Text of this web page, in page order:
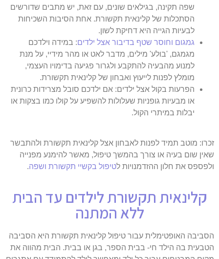
שפה תקינה, בגילאים שונים, עם זאת, יש מתבים שדורשים
הסתכלות של קלינאית תקשורת. אחת הסיבות השכיחות
לבעיות הגייה היא דחיקת לשון.
גמגום וחוסר שטף בדיבור אצל ילדים: במידה וילדכם
מגמגם, 'בולע' מילים, מדבר לאט או מהר מידיי, על מנת
למנוע מהבעיה להתקבע ולגרור פגיעה בדימויו העצמי,
מומלץ לפנות לייעוץ ואבחון של קלינאית תקשורת.
הפרעות בקול אצל ילדים: אם ילדכם סובל מצרידות כרונית
או מבעיות גופניות שעלולות להשפיע על קולו כמו בצקות או
יבלות במיתרי הקול.
זכרו: מוטב תמיד לפנות לאבחון אצל קלינאית תקשורת ולהתבשר
שאין שום בעיה או צורך בהמשך טיפול, מאשר להימנע מפנייה
ולפספס את חלון ההזדמנויות לטיפול בקשיי תקשורת ושפה.
קלינאית תקשורת לילדים עד הבית
ללא המתנה
הסביבה האופטימלית עבור טיפול קלינאית תקשורת היא הסביבה
הטבעית בה הילד חי- בבית הספר, בגן או בבית. הבית מהווה את